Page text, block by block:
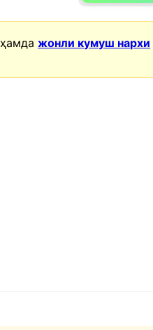
ҳамдажонли кумуш нархи